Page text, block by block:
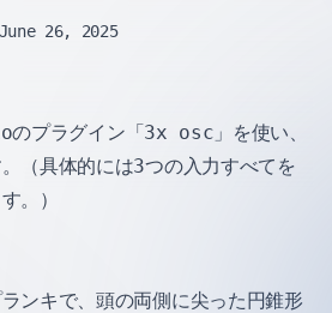
June 26, 2025
プラグイン「3x osc」を使い、
（具体的には3つの入力すべてを
。）
ンキで、頭の両側に尖った円錐形